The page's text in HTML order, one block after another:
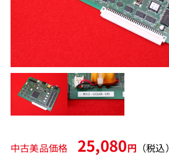
中古美品価格 25,080円 （税込）